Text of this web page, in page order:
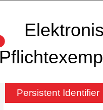
Persistent Identifier